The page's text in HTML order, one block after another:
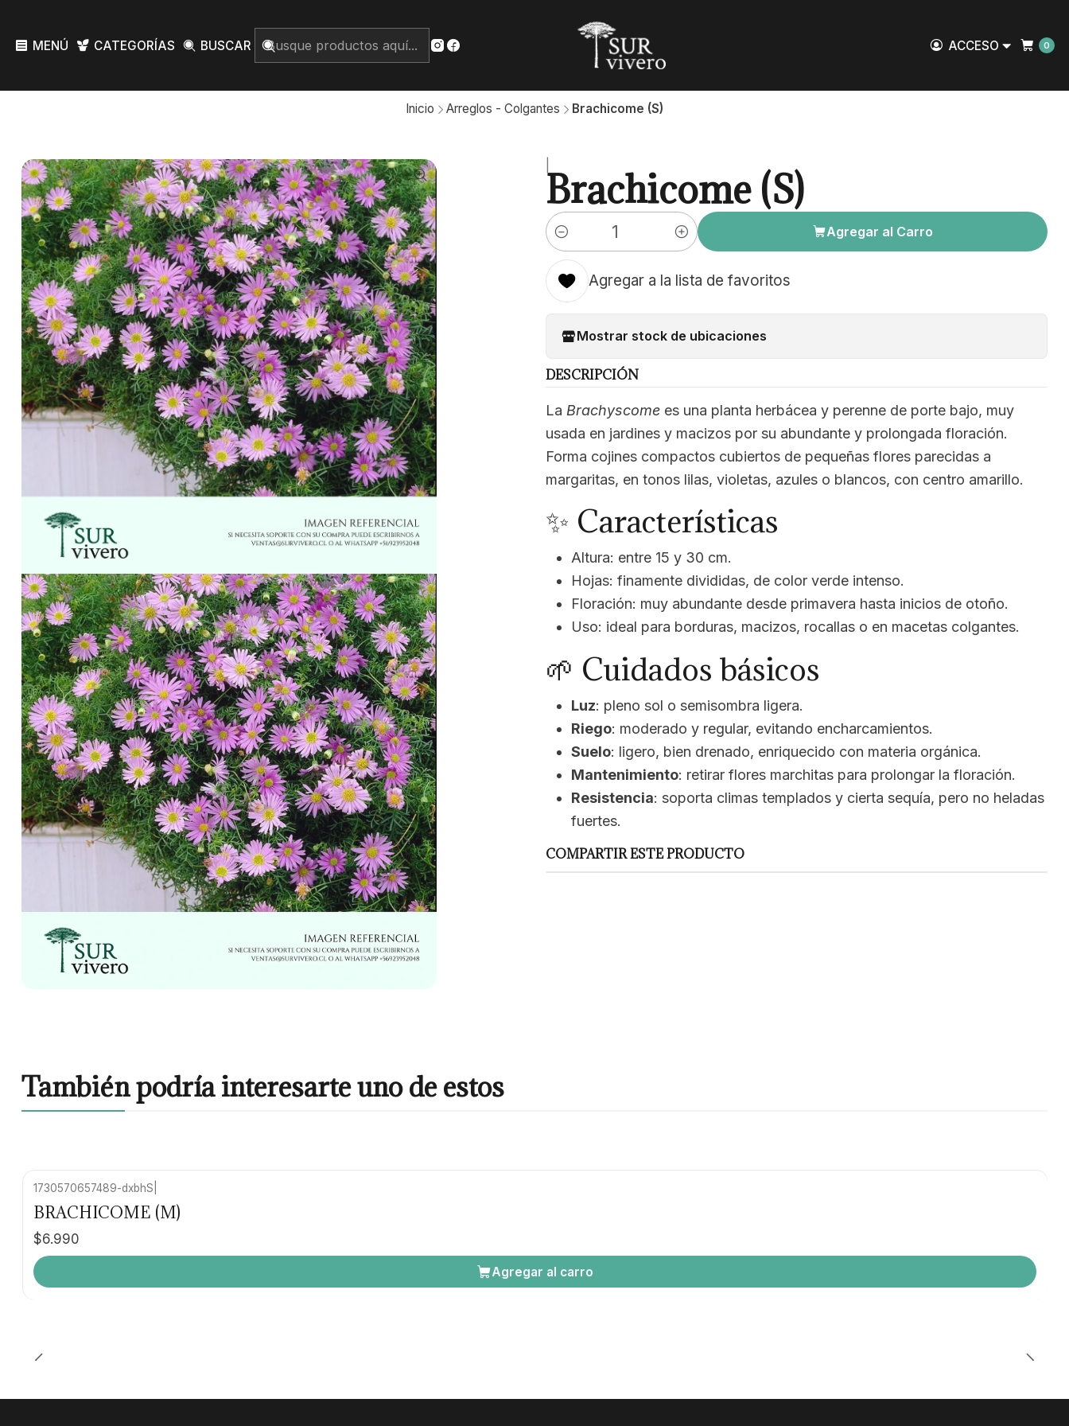
MENÚ CATEGORÍAS BUSCAR ACCESO 0
Inicio Arreglos - Colgantes Brachicome (S)
Brachicome (S)
Cantidad
Agregar al Carro
Agregar a la lista de favoritos
Mostrar stock de ubicaciones
DESCRIPCIÓN
La Brachyscomees una planta herbácea y perenne de porte bajo, muy
usada en jardines y macizos por su abundante y prolongada floración.
Forma cojines compactos cubiertos de pequeñas flores parecidas a
margaritas, en tonos lilas, violetas, azules o blancos, con centro amarillo.
✨ Características
Altura: entre 15 y 30 cm.
Hojas: finamente divididas, de color verde intenso.
Floración: muy abundante desde primavera hasta inicios de otoño.
Uso: ideal para borduras, macizos, rocallas o en macetas colgantes.
🌱 Cuidados básicos
Luz: pleno sol o semisombra ligera.
Riego: moderado y regular, evitando encharcamientos.
Suelo: ligero, bien drenado, enriquecido con materia orgánica.
Mantenimiento: retirar flores marchitas para prolongar la floración.
Resistencia: soporta climas templados y cierta sequía, pero no heladas
fuertes.
COMPARTIR ESTE PRODUCTO
También podría interesarte uno de estos
1730570657489-dxbhS
BRACHICOME (M)
$6.990
Agregar al carro